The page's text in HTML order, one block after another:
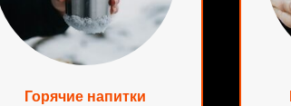
Горячие напитки